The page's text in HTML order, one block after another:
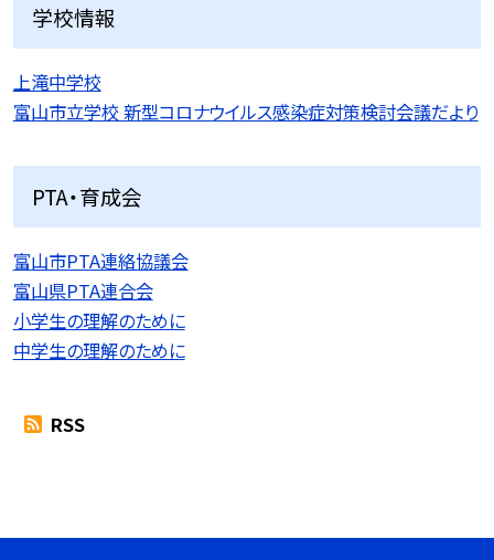
学校情報
上滝中学校
富山市立学校 新型コロナウイルス感染症対策検討会議だより
PTA・育成会
富山市PTA連絡協議会
富山県PTA連合会
小学生の理解のために
中学生の理解のために
RSS